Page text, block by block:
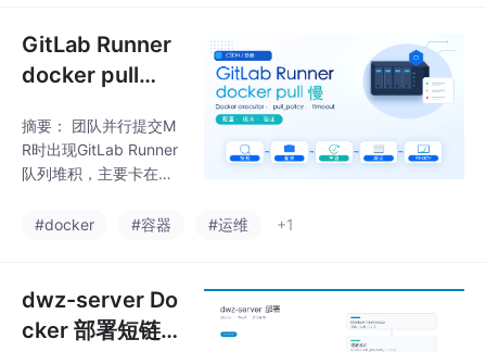
和示例配置。特别强调
性：冷启动时间长、GP
等关键点。通过系统化
的检查清单（镜像拉
取、节点标签、资源申
控等），帮助规避上线
题导向的结构，将技术
要点融入
GitLab Runner
docker pull
镜像拉取排查
摘要： 团队并行提交M
R时出现GitLab Runner
队列堆积，主要卡在环
环节。通过分析发现，
本本身。排查步骤包
括：区分job卡顿阶段
（pending/preparing/
#docker #容器 #运维 +1
dwz-server Do
cker 部署短链接